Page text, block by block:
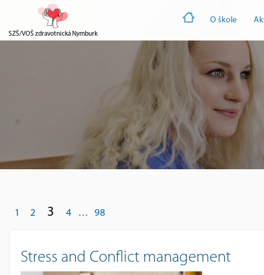
SZŠ/VOŠ zdravotnická Nymburk
O škole
1 2 3 4 … 98
Stress and Conflict management